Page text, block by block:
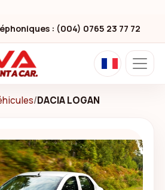
: (004) 0765 23 77 72
/DACIA LOGAN